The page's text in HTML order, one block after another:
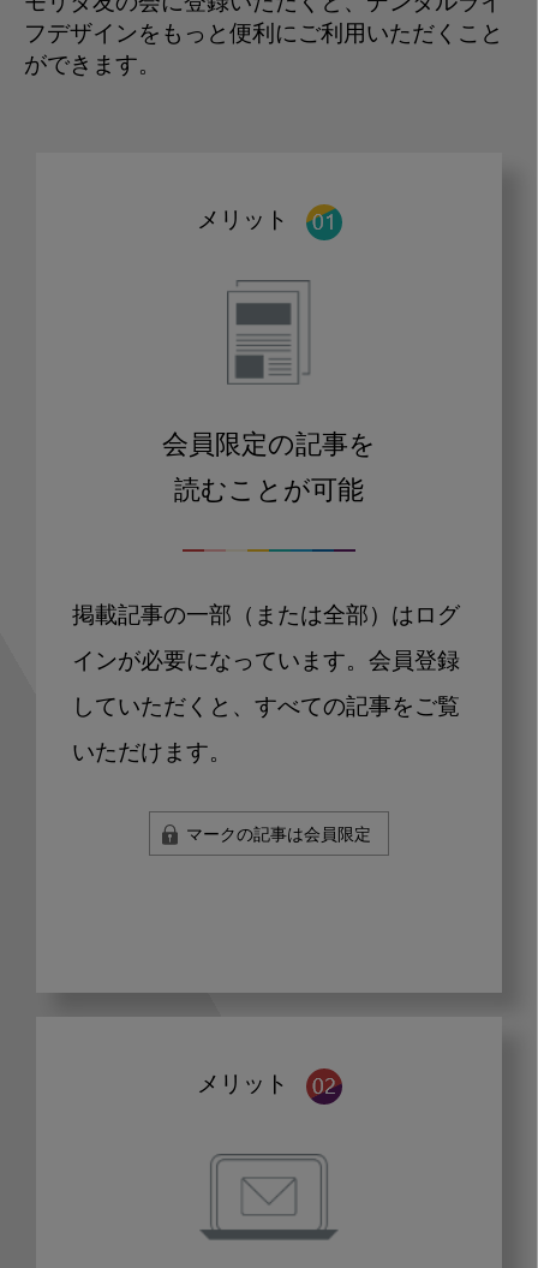
モリタ友の会に登録いただくと、デンタルライ
フデザインをもっと便利にご利用いただくこと
ができます。
メリット
会員限定の記事を
読むことが可能
掲載記事の一部（または全部）はログ
インが必要になっています。会員登録
していただくと、すべての記事をご覧
いただけます。
マークの記事は会員限定
メリット